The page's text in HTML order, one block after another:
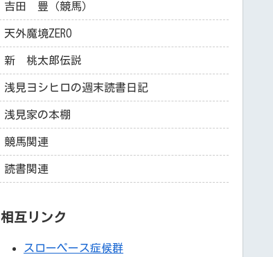
吉田 豊（競馬）
天外魔境ZERO
新 桃太郎伝説
浅見ヨシヒロの週末読書日記
浅見家の本棚
競馬関連
読書関連
相互リンク
スローペース症候群